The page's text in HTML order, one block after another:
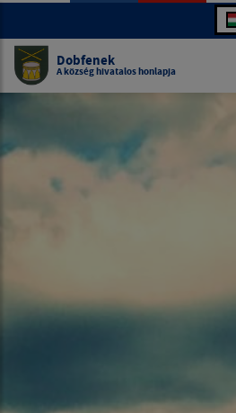
Dobfenek
A község hivatalos honlapja